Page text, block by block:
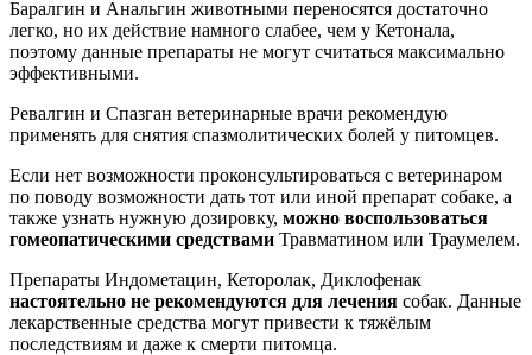
Баралгин и Анальгин животными переносятся достаточно
легко, но их действие намного слабее, чем у Кетонала,
поэтому данные препараты не могут считаться максимально
эффективными.
Ревалгин и Спазган ветеринарные врачи рекомендую
применять для снятия спазмолитических болей у питомцев.
Если нет возможности проконсультироваться с ветеринаром
по поводу возможности дать тот или иной препарат собаке, а
также узнать нужную дозировку, можно воспользоваться
гомеопатическими средствами Травматином или Траумелем.
Препараты Индометацин, Кеторолак, Диклофенак
настоятельно не рекомендуются для лечения собак. Данные
лекарственные средства могут привести к тяжёлым
последствиям и даже к смерти питомца.